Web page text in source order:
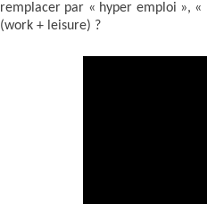
remplacer par « hyper emploi »,
(work + leisure) ?